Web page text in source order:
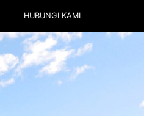
HUBUNGI KAMI